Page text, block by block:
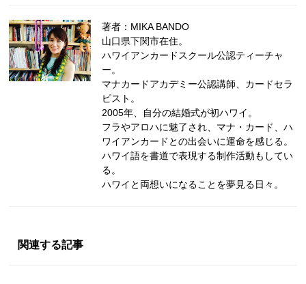
著者：MIKA BANDO
山口県下関市在住。
ハワイアンカードスクール公認ティーチャ
ー。
マナカードアカデミー公認講師、カードセラ
ピスト。
2005年、自分の結婚式が初ハワイ。
フラやアロハに魅了され、マナ・カード、ハ
ワイアンカードとの出会いに運命を感じる。
ハワイ語を書道で表現する制作活動もしてい
る。
ハワイと両想いになることを夢見る日々。
関連する記事